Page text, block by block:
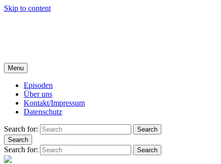
Skip to content
Menu
Episoden
Über uns
Kontakt/Impressum
Datenschutz
Search for:
Search
Search
Search for: Search